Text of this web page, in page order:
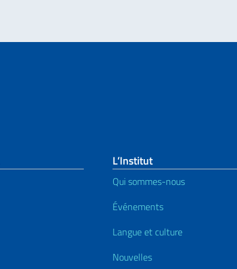
L’Institut
Qui sommes-nous
Événements
Langue et culture
Nouvelles